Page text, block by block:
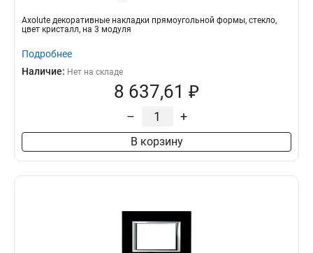
Axolute декоративные накладки прямоугольной формы, стекло,
цвет кристалл, на 3 модуля
Подробнее
Наличие: Нет на складе
8 637,61 ₽
– +
В корзину